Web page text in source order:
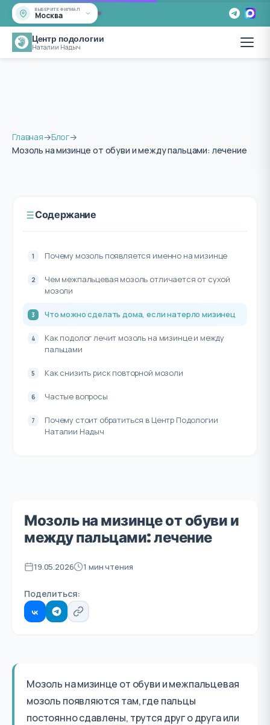
ВЫБЕРИТЕ ФИЛИАЛ
Москва
Центр подологии
Наталии Надыч
Главная→Блог→
Мозоль на мизинце от обуви и между пальцами: лечение
Мозоль на мизинце от обуви и
между пальцами: лечение
19.05.2026 1 мин чтения
Поделиться:
Мозоль на мизинце от обуви и межпальцевая
мозоль появляются там, где пальцы
постоянно сдавлены, трутся друг о друга или
Содержание
Почему мозоль появляется именно на мизинце
Чем межпальцевая мозоль отличается от сухой
мозоли
Что можно сделать дома, если натерло мизинец
Как подолог лечит мозоль на мизинце и между
пальцами
Как снизить риск повторной мозоли
Частые вопросы
Почему стоит обратиться в Центр Подологии
Наталии Надыч